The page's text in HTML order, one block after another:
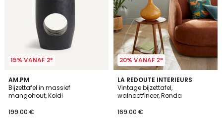
15% VANAF 2*
AM.PM
Bijzettafel in massief
mangohout, Koldi
199.00 €
4.3
/ 5
20% VANAF 2*
LA REDOUTE INTERIEURS
Vintage bijzettafel,
walnootfineer, Ronda
169.00 €
4.6
/ 5